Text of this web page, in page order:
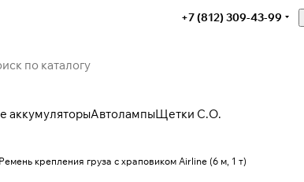
+7 (812) 309-43-99
аккумуляторыАвтолампыЩетки С.О.
Ремень крепления груза с храповиком Airline (6 м, 1 т)